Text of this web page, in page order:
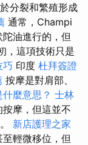
分裂和繁殖形成
通常，Champi
油進行的，但
，這項技術只是
巧 印度 杜拜簽證
按摩是對肩部、
什麼意思？ 士林
摩，但這並不
新店護理之家
輕微移位，但